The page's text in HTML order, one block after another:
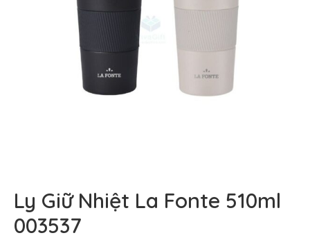
Ly Giữ Nhiệt La Fonte 510ml
003537